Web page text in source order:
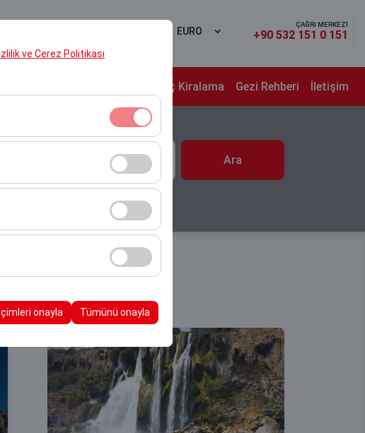
ve Çerez Politikası
için gereklidir. Devre dışı
kullanıcı davranışları) analiz
iyileştirmek için kullanılır.
kampanyalarımızın
onayla Tümünü onayla
EURO
ÇAĞRI MERKEZİ
+90 532 151 0 151
Uzun Dönem Araç Kiralama Gezi Rehberi İletişim
10:00 Ara